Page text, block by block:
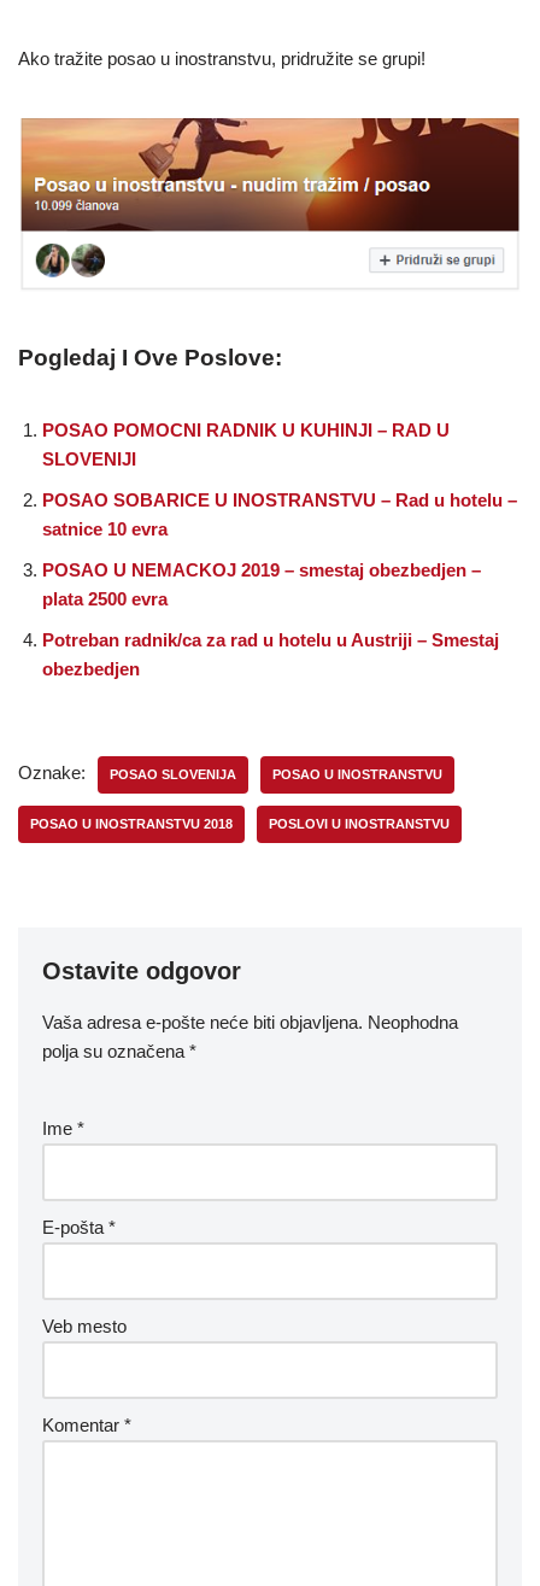
Ako tražite posao u inostranstvu, pridružite se grupi!
Pogledaj I Ove Poslove:
POSAO POMOCNI RADNIK U KUHINJI – RAD U
SLOVENIJI
POSAO SOBARICE U INOSTRANSTVU – Rad u hotelu –
satnice 10 evra
POSAO U NEMACKOJ 2019 – smestaj obezbedjen –
plata 2500 evra
Potreban radnik/ca za rad u hotelu u Austriji – Smestaj
obezbedjen
Oznake: POSAO SLOVENIJA POSAO U INOSTRANSTVU
POSAO U INOSTRANSTVU 2018 POSLOVI U INOSTRANSTVU
Ostavite odgovor
Vaša adresa e-pošte neće biti objavljena. Neophodna
polja su označena *
Ime *
E-pošta *
Veb mesto
Komentar *